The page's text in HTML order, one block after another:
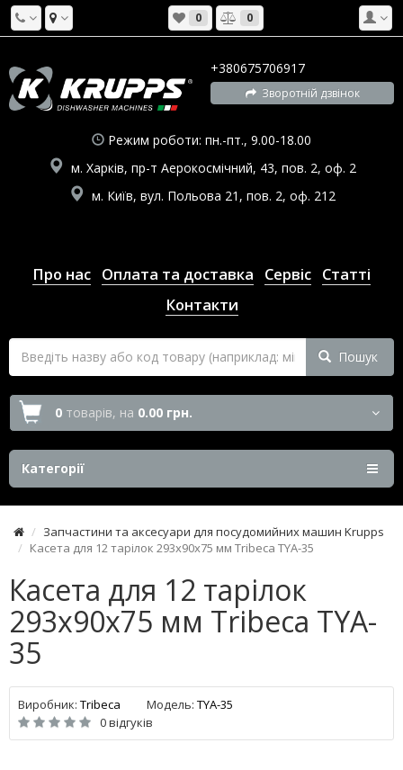
0 0
+380675706917
Зворотній дзвінок
Режим роботи: пн.-пт., 9.00-18.00
м. Харків, пр-т Аерокосмічний, 43, пов. 2, оф. 2
м. Київ, вул. Польова 21, пов. 2, оф. 212
Про нас Оплата та доставка Сервіс Статті
Контакти
Пошук
0 товарів, на 0.00 грн.
Категорії
Запчастини та аксесуари для посудомийних машин Krupps
Касета для 12 тарілок 293х90х75 мм Tribeca TYA-35
Касета для 12 тарілок
293х90х75 мм Tribeca TYA-
35
Виробник: Tribeca Модель: TYA-35
0 відгуків